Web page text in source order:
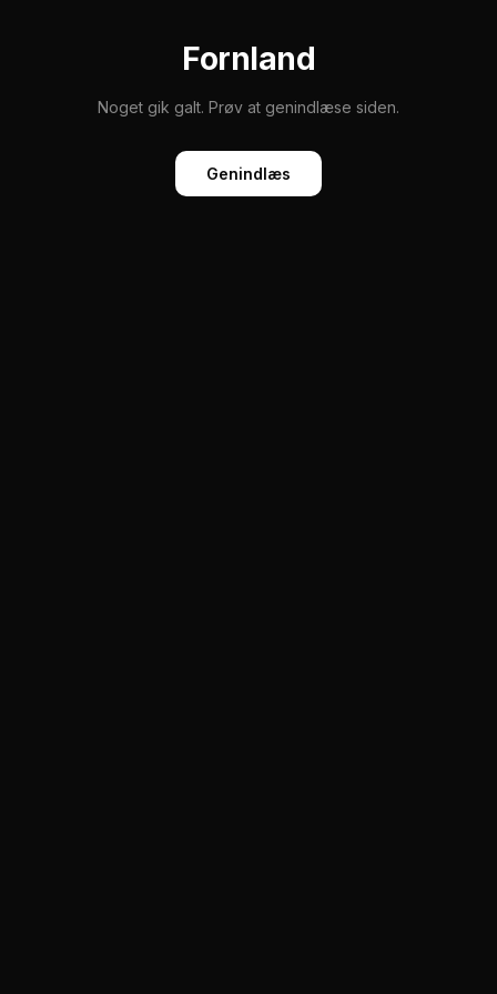
Fornland
Noget gik galt. Prøv at genindlæse siden.
Genindlæs